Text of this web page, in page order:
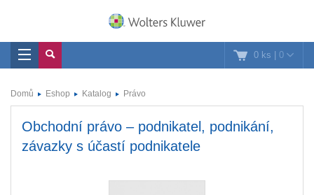
0 ks | 0
Domů Eshop Katalog Právo
Obchodní právo – podnikatel, podnikání,
závazky s účastí podnikatele